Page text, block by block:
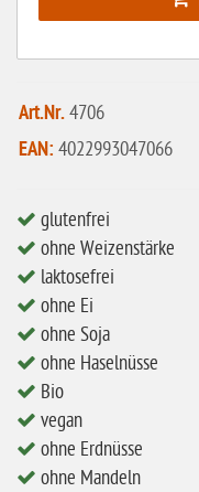
Bio
vegan
ohne Erdnüsse
eiweißarm / PKU
ohne Milch
ohne Hafer
ohne Zuckerzusatz
ohne Reis
ohne Mais
ohne Senf
ohne Sesam
Art.Nr.4706
EAN: 4022993047066
glutenfrei
ohne Weizenstärke
laktosefrei
ohne Ei
ohne Soja
ohne Haselnüsse
Bio
vegan
ohne Erdnüsse
ohne Mandeln